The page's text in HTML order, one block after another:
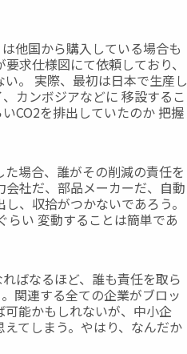
他国から購入している場合も
求仕様図にて依頼しており、
。 実際、最初は日本で生産し
カンボジアなどに 移設するこ
CO2を排出していたのか 把握
場合、誰がその削減の責任を
社だ、部品メーカーだ、自動
、収拾がつかないであろう。
らい 変動することは簡単であ
ばなるほど、誰も責任を取ら
関連する全ての企業がブロッ
能かもしれないが、中小企
てしまう。やはり、なんだか